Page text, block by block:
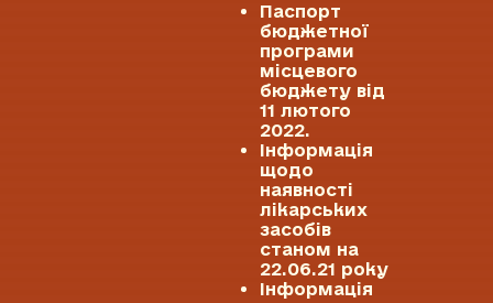
Паспорт
бюджетної
програми
місцевого
бюджету від
11 лютого
2022.
Інформація
щодо
наявності
лікарських
засобів
станом на
22.06.21 року
Інформація